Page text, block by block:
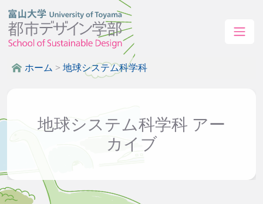
ホーム > 地球システム科学科
地球システム科学科 アー
カイブ